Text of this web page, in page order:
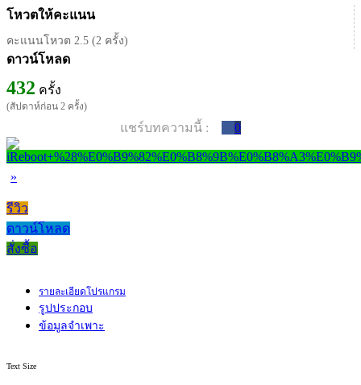
โหวตให้คะแนน
คะแนนโหวต 2.5 (2 ครั้ง)
ดาวน์โหลด
432 ครั้ง
(สัปดาห์ก่อน 2 ครั้ง)
แชร์บทความนี้ : 0
»
รีวิว
ดาวน์โหลด
สั่งซื้อ
รายละเอียดโปรแกรม
รูปประกอบ
ข้อมูลจำเพาะ
Text Size